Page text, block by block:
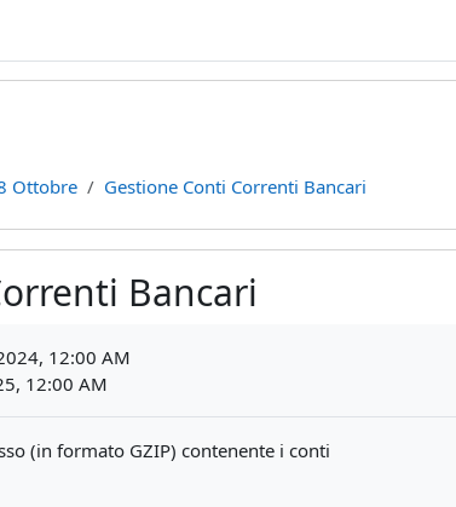
Ottobre Gestione Conti Correnti Bancari
Bancari
12:00 AM
12:00 AM
(in formato GZIP) contenente i conti